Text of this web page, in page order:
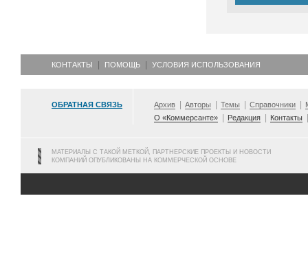
КОНТАКТЫ ПОМОЩЬ УСЛОВИЯ ИСПОЛЬЗОВАНИЯ
ОБРАТНАЯ СВЯЗЬ Архив Авторы Темы Справочники
О «Коммерсанте»
Редакция Контакты
МАТЕРИАЛЫ С ТАКОЙ МЕТКОЙ, ПАРТНЕРСКИЕ ПРОЕКТЫ И НОВОСТИ
КОМПАНИЙ ОПУБЛИКОВАНЫ НА КОММЕРЧЕСКОЙ ОСНОВЕ